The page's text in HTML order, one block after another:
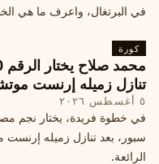
في البرتغال، واعرف ما هي
كورة
تنازل زميله إرنست
٥ أغسطس ٢٠٢٦
سبور، بعد تنازل زميله
الرائعة.